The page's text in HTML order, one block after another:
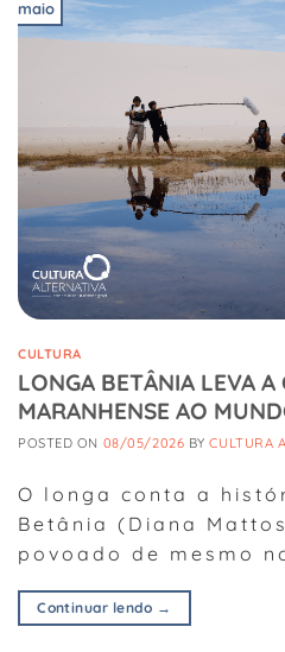
maio
CULTURA
LONGA BETÂNIA LEVA A
MARANHENSE AO
POSTED ON 08/05/2026 BYCULTURA
O longa conta a
Betânia (Diana
povoado de mesmo
Continuar lendo →